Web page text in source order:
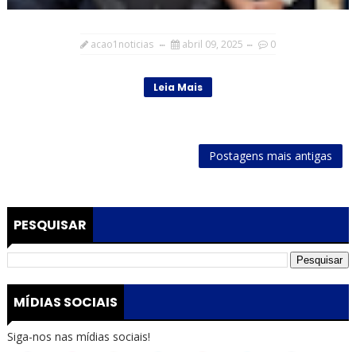
acao1noticias abril 09, 2025 0
Leia Mais
Postagens mais antigas
PESQUISAR
MÍDIAS SOCIAIS
Siga-nos nas mídias sociais!